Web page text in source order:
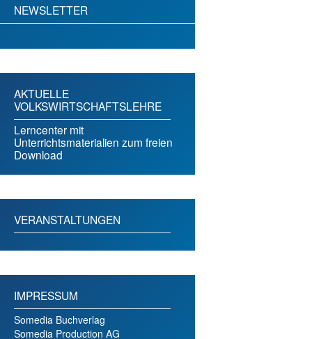
NEWSLETTER
AKTUELLE
VOLKSWIRTSCHAFTSLEHRE
Lerncenter mit
Unterrichtsmaterialien zum freien
Download
VERANSTALTUNGEN
IMPRESSUM
Somedia Buchverlag
Somedia Production AG